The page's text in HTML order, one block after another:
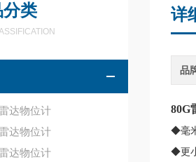
分类
达物位计
达物位计
达物位计
详
品
80G
◆毫
◆更